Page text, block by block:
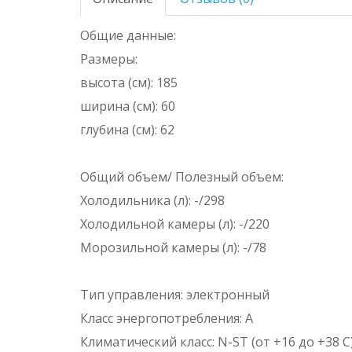
Общие данные:
Размеры:
высота (см): 185
ширина (см): 60
глубина (см): 62
Общий объем/ Полезный объем:
Холодильника (л): -/298
Холодильной камеры (л): -/220
Морозильной камеры (л): -/78
Тип управления: электронный
Класс энергопотребления: A
Климатический класс: N-ST (от +16 до +38